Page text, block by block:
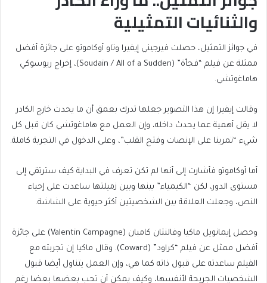
والثنائيات التمثيلية
في جوائز التمثيل، حصلت فيرجيني إيفيرا وتاو أوكاموتو على جائزة أفضل
ممثلة عن فيلم “فجأة” (Soudain / All of a Sudden)، إخراج ريوسوكي
هاماغوتشي.
وقالت إيفيرا إن هذا التصوير جعلها تدرك بعمق أن ما يحدث خارج الكادر
لا يقل أهمية عما يحدث داخله، وإن العمل مع هاماغوتشي كان قبل كل
شيء “تمرينا على الإنصات وفتح القلب”، وعلى الدخول في التجربة كاملة.
أما أوكاموتو فأشارت إلى أنها لم تكن تعرف في البداية كيف سترتقي إلى
مستوى الدور، لكن “الكيمياء” بينها وبين زميلتها ساعدت على إحياء
النص، وجعلت العلاقة بين الشخصيتين أكثر حيوية على الشاشة.
وحصل إيمانويل ماكيا وفالنتان كامبان (Valentin Campagne) على جائزة
أفضل ممثل عن فيلم “كراود” (Coward). وقال ماكيا إن تجربته مع
الفيلم ساعدته على قبول ذاته كما هي، وإن العمل يتناول أيضا قبول
الشخصيات الجريحة لأنفسها، وكيف يمكن أن تحب بعضها بعضا رغم